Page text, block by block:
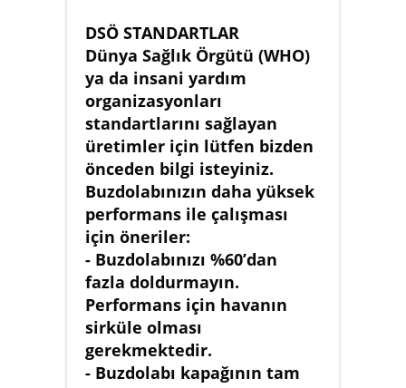
DSÖ STANDARTLAR
Dünya Sağlık Örgütü (WHO)
ya da insani yardım
organizasyonları
standartlarını sağlayan
üretimler için lütfen bizden
önceden bilgi isteyiniz.
Buzdolabınızın daha yüksek
performans ile çalışması
için öneriler:
- Buzdolabınızı %60’dan
fazla doldurmayın.
Performans için havanın
sirküle olması
gerekmektedir.
- Buzdolabı kapağının tam